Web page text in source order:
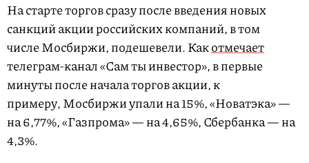
На старте торгов сразу после введения новых
санкций акции российских компаний, в том
числе Мосбиржи, подешевели. Какотмечает
телеграм-канал «Сам ты инвестор», в первые
минуты после начала торгов акции, к
примеру, Мосбиржи упали на 15%, «Новатэка» —
на 6,77%, «Газпрома» — на 4,65%, Сбербанка — на
4,3%.